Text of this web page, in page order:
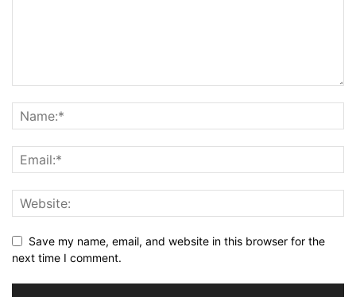
Save my name, email, and website in this browser for the
next time I comment.